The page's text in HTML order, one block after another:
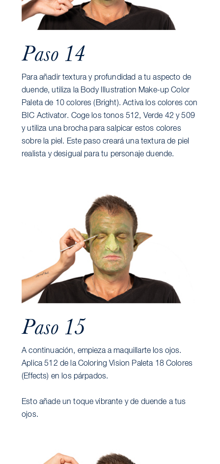
Paso 14
Para añadir textura y profundidad a tu aspecto de
duende, utiliza la Body Illustration Make-up Color
Paleta de 10 colores (Bright). Activa los colores con
BIC Activator. Coge los tonos 512, Verde 42 y 509
y utiliza una brocha para salpicar estos colores
sobre la piel. Este paso creará una textura de piel
realista y desigual para tu personaje duende.
Paso 15
A continuación, empieza a maquillarte los ojos.
Aplica 512 de la Coloring Vision Paleta 18 Colores
(Effects) en los párpados.
Esto añade un toque vibrante y de duende a tus
ojos.